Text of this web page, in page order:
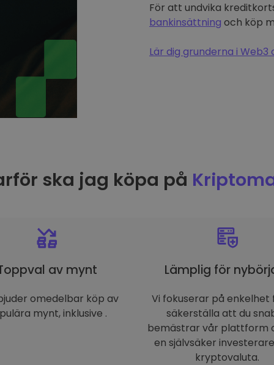
För att undvika
bankinsättning och köp
Lär dig grunderna i
ska jag köpa på
av mynt
omedelbar köp av
mynt, inklusive .
Lämplig för
Vi fokuserar på
säkerställa att du
bemästrar vår plattform
en självsäker
kryptovaluta.